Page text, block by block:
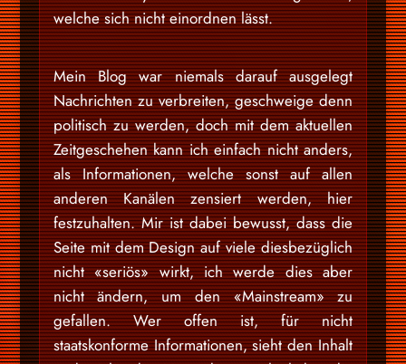
welche sich nicht einordnen lässt.
Mein Blog war niemals darauf ausgelegt
Nachrichten zu verbreiten, geschweige denn
politisch zu werden, doch mit dem aktuellen
Zeitgeschehen kann ich einfach nicht anders,
als Informationen, welche sonst auf allen
anderen Kanälen zensiert werden, hier
festzuhalten. Mir ist dabei bewusst, dass die
Seite mit dem Design auf viele diesbezüglich
nicht «seriös» wirkt, ich werde dies aber
nicht ändern, um den «Mainstream» zu
gefallen. Wer offen ist, für nicht
staatskonforme Informationen, sieht den Inhalt